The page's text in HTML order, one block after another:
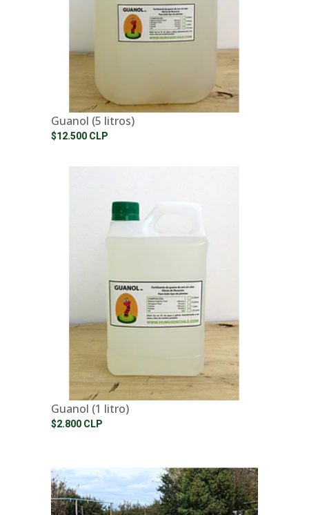
Guanol (5 litros)
$12.500 CLP
Guanol (1 litro)
$2.800 CLP